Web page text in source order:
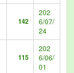
142
202
6/07/
24
115
202
6/06/
01